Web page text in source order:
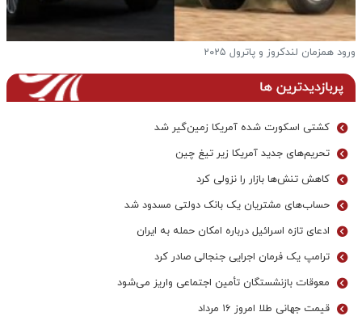
ورود همزمان لندکروز و پاترول ۲۰۲۵
پربازدیدترین ها
کشتی اسکورت شده آمریکا زمین‌گیر شد
تحریم‌های جدید آمریکا زیر تیغ چین
کاهش تنش‌ها بازار را نزولی کرد
حساب‌های مشتریان یک بانک‌ دولتی مسدود شد
ادعای تازه اسرائیل درباره امکان حمله به ایران
ترامپ یک فرمان اجرایی جنجالی صادر کرد
معوقات بازنشستگان تأمین اجتماعی واریز می‌شود
قیمت جهانی طلا امروز ۱۶ مرداد